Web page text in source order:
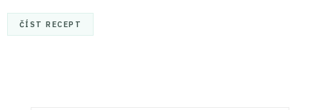
ČÍST RECEPT